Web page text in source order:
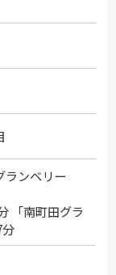
ランベリー
「南町田グラ